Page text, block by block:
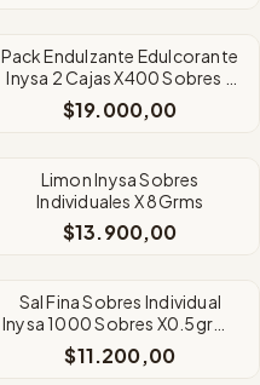
Pack Endulzante Edulcorante
Inysa 2 Cajas X400 Sobres x
0,8Grms
$19.000,00
Limon Inysa Sobres
Individuales X 8Grms
$13.900,00
Sal Fina Sobres Individual
Inysa 1000 Sobres X0.5grms
Inysa
$11.200,00